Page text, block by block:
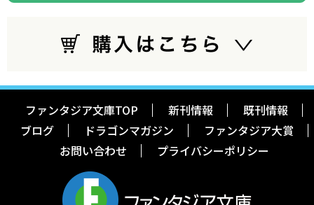
ファンタジア文庫TOP 新刊情報
既刊情報
ブログ
ドラゴンマガジン
ファンタジア大賞
お問い合わせ
プライバシーポリシー